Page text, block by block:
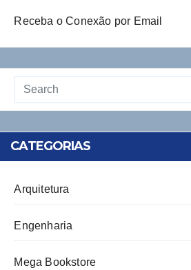
Receba o Conexão por Email
CATEGORIAS
Arquitetura
Engenharia
Mega Bookstore